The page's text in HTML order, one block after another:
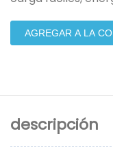
AGREGAR A LA
descripción